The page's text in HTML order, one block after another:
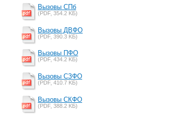
Вызовы СПб
(PDF, 354.2 KБ)
Вызовы ДВФО
(PDF, 390.3 KБ)
Вызовы ПФО
(PDF, 434.2 KБ)
Вызовы СЗФО
(PDF, 410.7 KБ)
Вызовы СКФО
(PDF, 388.2 KБ)